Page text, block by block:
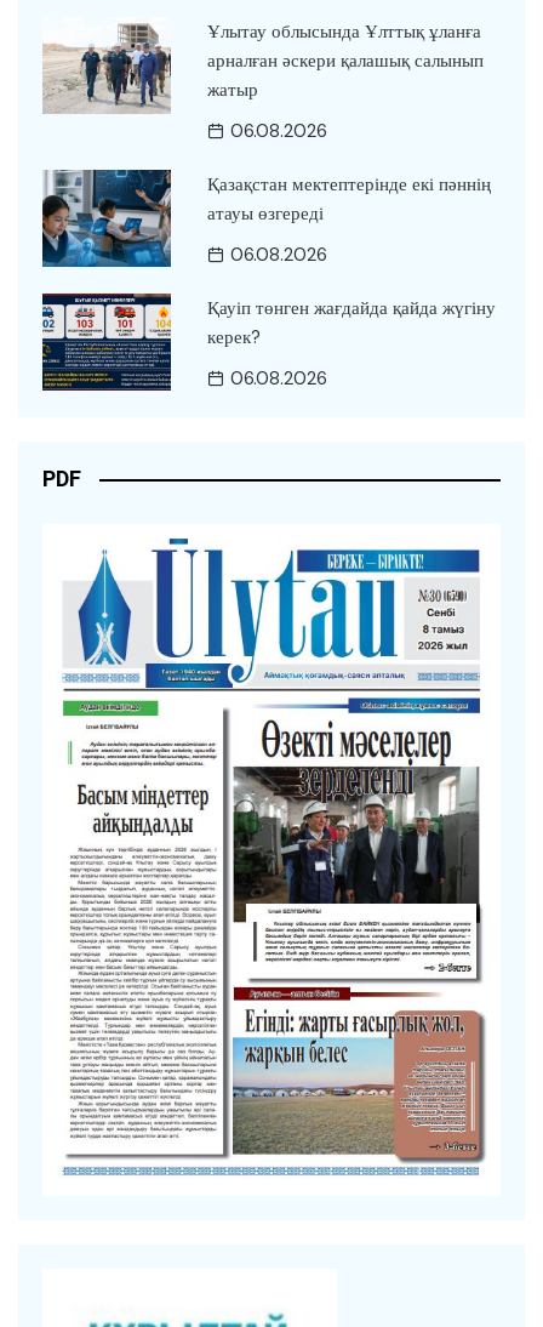
Ұлытау облысында Ұлттық ұланға
арналған әскери қалашық салынып
жатыр
06.08.2026
Қазақстан мектептерінде екі пәннің
атауы өзгереді
06.08.2026
Қауіп төнген жағдайда қайда жүгіну
керек?
06.08.2026
PDF